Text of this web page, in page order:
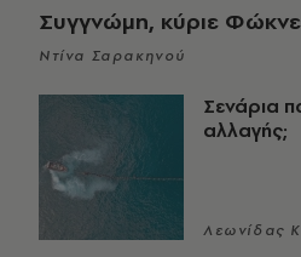
Συγγνώμη, κύριε
Ντίνα Σαρακηνού
Σενάρια
αλλαγής;
Λεωνίδας